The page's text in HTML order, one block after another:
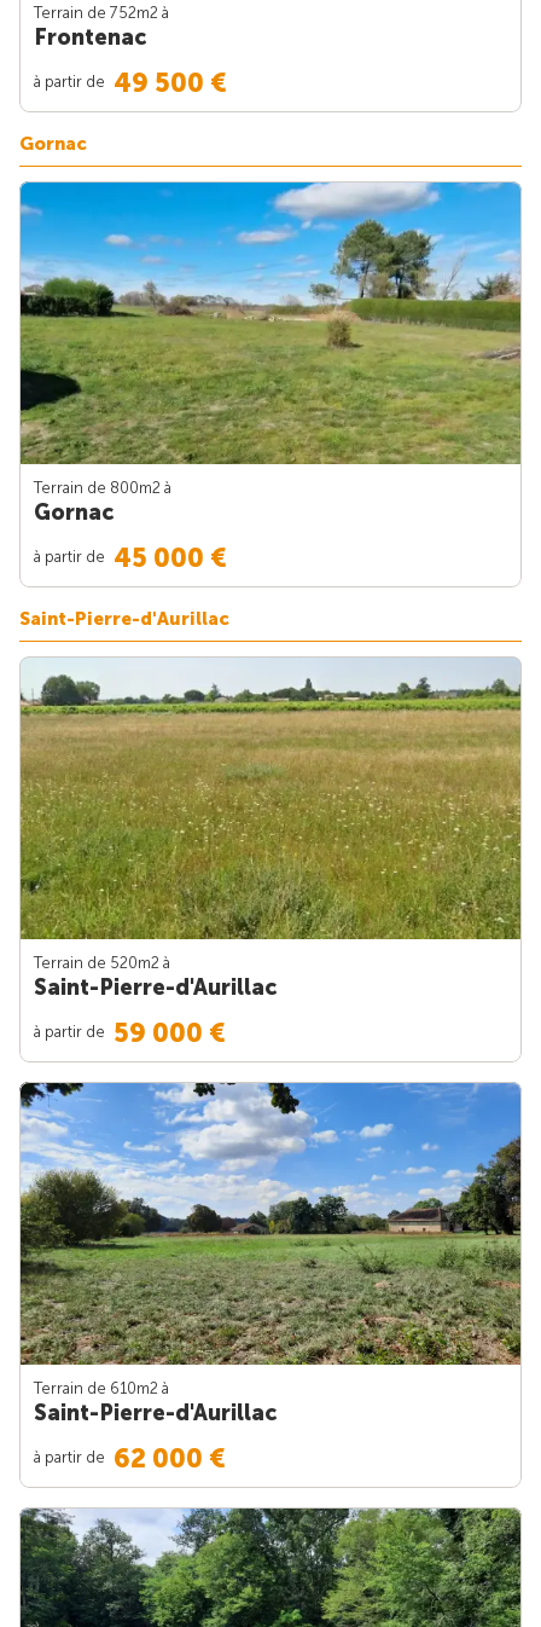
Terrain de 752m2 à
Frontenac
à partir de 49 500 €
Gornac
Terrain de 800m2 à
Gornac
à partir de 45 000 €
Saint-Pierre-d'Aurillac
Terrain de 520m2 à
Saint-Pierre-d'Aurillac
à partir de 59 000 €
Terrain de 610m2 à
Saint-Pierre-d'Aurillac
à partir de 62 000 €